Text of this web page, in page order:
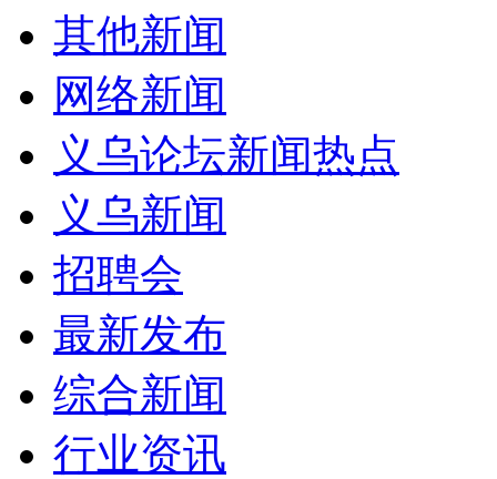
其他新闻
网络新闻
义乌论坛新闻热点
义乌新闻
招聘会
最新发布
综合新闻
行业资讯